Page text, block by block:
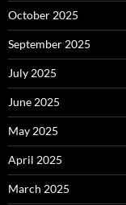
October 2025
September 2025
July 2025
June 2025
May 2025
April 2025
March 2025